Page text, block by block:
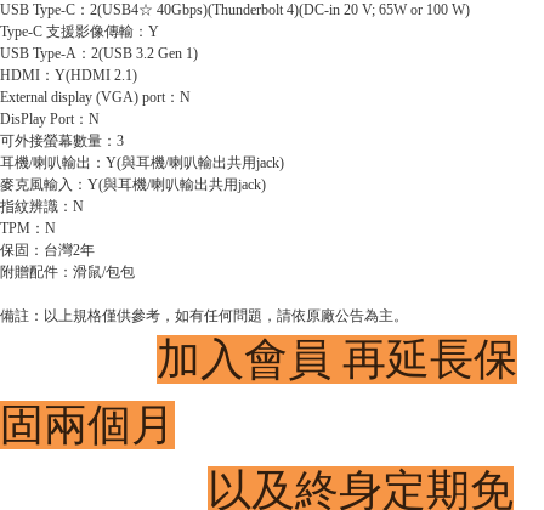
USB Type-C：2(USB4☆ 40Gbps)(Thunderbolt 4)(DC-in 20 V; 65W or 100 W)
Type-C 支援影像傳輸：Y
USB Type-A：2(USB 3.2 Gen 1)
HDMI：Y(HDMI 2.1)
External display (VGA) port：N
DisPlay Port：N
可外接螢幕數量：3
耳機/喇叭輸出：Y(與耳機/喇叭輸出共用jack)
麥克風輸入：Y(與耳機/喇叭輸出共用jack)
指紋辨識：N
TPM：N
保固：台灣2年
附贈配件：滑鼠/包包
備註：以上規格僅供參考，如有任何問題，請依原廠公告為主。
加入會員 再延長保
固兩個月
以及終身定期免